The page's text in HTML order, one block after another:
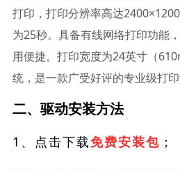
打印，打印分辨率高达
为25秒。具备有线网络打印功能
用便捷。打印宽度为24英寸（
统，是一款广受好评的专业级打印
二、驱动安装方法
1、点击下载免费安装包 ；